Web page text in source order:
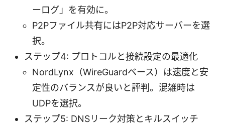
ーログ」を有効に。
P2Pファイル共有にはP2P対応サーバーを選
択。
ステップ4: プロトコルと接続設定の最適化
NordLynx（WireGuardベース）は速度と安
定性のバランスが良いと評判。混雑時は
UDPを選択。
ステップ5: DNSリーク対策とキルスイッチ